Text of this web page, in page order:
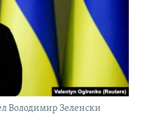
Володимир Зеленски